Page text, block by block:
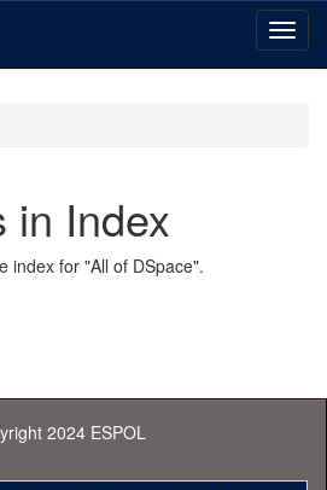
in Index
index for "All of DSpace".
2024 ESPOL